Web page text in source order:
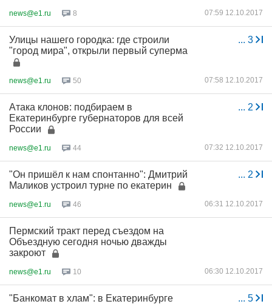
news@e1.ru 8 07:59 12.10.2017
... 3
Улицы нашего городка: где строили
"город мира", открыли первый суперма
news@e1.ru 50 07:58 12.10.2017
... 2
Атака клонов: подбираем в
Екатеринбурге губернаторов для всей
России
news@e1.ru 44 07:32 12.10.2017
... 2
"Он пришёл к нам спонтанно": Дмитрий
Маликов устроил турне по екатерин
news@e1.ru 46 06:31 12.10.2017
Пермский тракт перед съездом на
Объездную сегодня ночью дважды
закроют
news@e1.ru 10 06:30 12.10.2017
... 5
"Банкомат в хлам": в Екатеринбурге